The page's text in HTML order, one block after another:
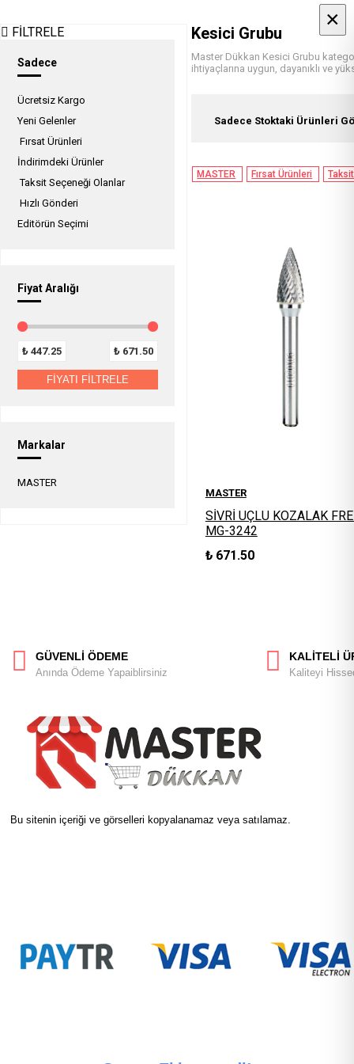
FİLTRELE
Sadece
Ücretsiz Kargo
Yeni Gelenler
Fırsat Ürünleri
İndirimdeki Ürünler
Taksit Seçeneği Olanlar
Hızlı Gönderi
Editörün Seçimi
Fiyat Aralığı
₺ 447.25 ₺ 671.50
FİYATI FİLTRELE
Markalar
MASTER
Kesici Grubu
Master Dükkan Kesici Grubu
ihtiyaçlarına uygun, dayanıklı ve
Sadece Stoktaki Ürünleri
MASTER Fırsat Ürünleri
MASTER
SİVRİ UÇLU KOZALAK
MG-3242
₺ 671.50
GÜVENLİ ÖDEME
Anında Ödeme Yapaiblirsiniz
KALİTELİ
Kaliteyi
Bu sitenin içeriği ve görselleri kopyalanamaz veya satılamaz.
×
×